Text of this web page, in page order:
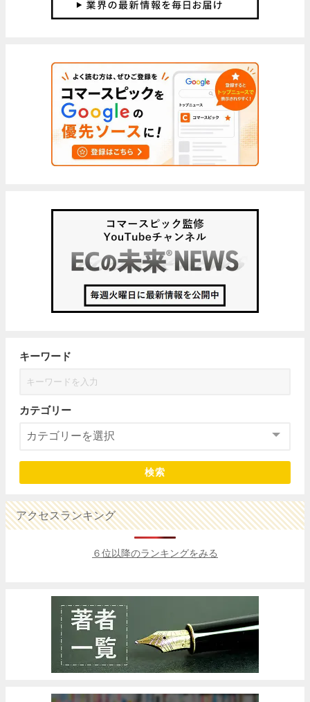
キーワード
カテゴリー
検索
アクセスランキング
６位以降のランキングをみる